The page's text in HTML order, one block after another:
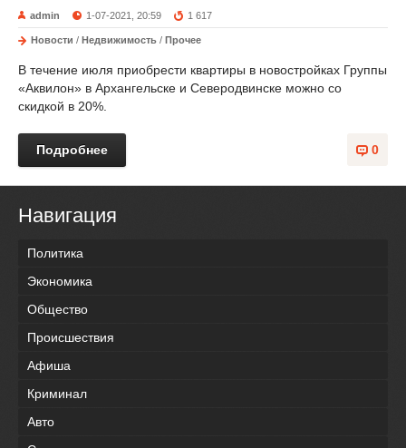
admin 1-07-2021, 20:59 1 617
Новости / Недвижимость / Прочее
В течение июля приобрести квартиры в новостройках Группы
«Аквилон» в Архангельске и Северодвинске можно со
скидкой в 20%.
0
Подробнее
Навигация
Политика
Экономика
Общество
Происшествия
Афиша
Криминал
Авто